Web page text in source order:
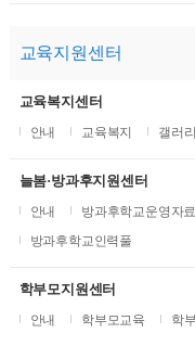
교육지원센터
교육복지센터
안내 교육복지 갤러리
늘봄·방과후지원센터
안내 방과후학교운영자
방과후학교인력풀
학부모지원센터
안내 학부모교육 학